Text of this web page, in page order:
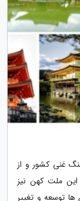
غنی کشور و از
ملت کهن نیز
توسعه و تغییر